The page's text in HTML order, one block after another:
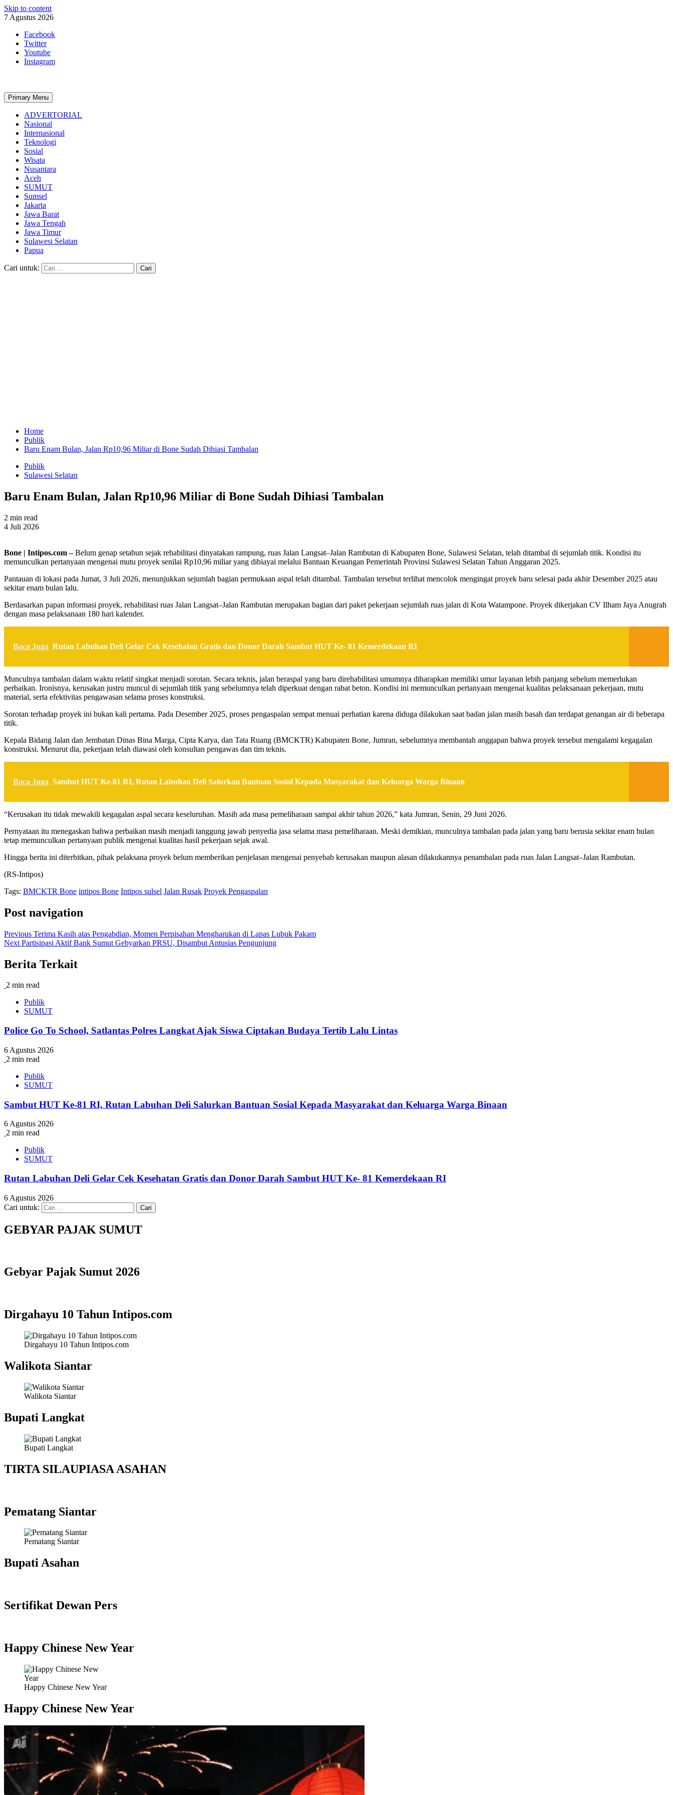
Skip to content
7 Agustus 2026
Facebook
Twitter
Youtube
Instagram
Primary Menu
ADVERTORIAL
Nasional
Internasional
Teknologi
Sosial
Wisata
Nusantara
Aceh
SUMUT
Sumsel
Jakarta
Jawa Barat
Jawa Tengah
Jawa Timur
Sulawesi Selatan
Papua
Cari untuk:
Home
Publik
Baru Enam Bulan, Jalan Rp10,96 Miliar di Bone Sudah Dihiasi Tambalan
Publik
Sulawesi Selatan
Baru Enam Bulan, Jalan Rp10,96 Miliar di Bone Sudah Dihiasi Tambalan
2 min read
4 Juli 2026
Bone | Intipos.com –Belum genap setahun sejak rehabilitasi dinyatakan rampung, ruas Jalan Langsat–Jalan Rambutan di Kabupaten Bone, Sulawesi Selatan, telah ditambal di sejumlah titik. Kondisi itu
memunculkan pertanyaan mengenai mutu proyek senilai Rp10,96 miliar yang dibiayai melalui Bantuan Keuangan Pemerintah Provinsi Sulawesi Selatan Tahun Anggaran 2025.
Pantauan di lokasi pada Jumat, 3 Juli 2026, menunjukkan sejumlah bagian permukaan aspal telah ditambal. Tambalan tersebut terlihat mencolok mengingat proyek baru selesai pada akhir Desember 2025 atau
sekitar enam bulan lalu.
Berdasarkan papan informasi proyek, rehabilitasi ruas Jalan Langsat–Jalan Rambutan merupakan bagian dari paket pekerjaan sejumlah ruas jalan di Kota Watampone. Proyek dikerjakan CV Ilham Jaya Anugrah
dengan masa pelaksanaan 180 hari kalender.
Baca Juga Rutan Labuhan Deli Gelar Cek Kesehatan Gratis dan Donor Darah Sambut HUT Ke- 81 Kemerdekaan RI
Munculnya tambalan dalam waktu relatif singkat menjadi sorotan. Secara teknis, jalan beraspal yang baru direhabilitasi umumnya diharapkan memiliki umur layanan lebih panjang sebelum memerlukan
perbaikan. Ironisnya, kerusakan justru muncul di sejumlah titik yang sebelumnya telah diperkuat dengan rabat beton. Kondisi ini memunculkan pertanyaan mengenai kualitas pelaksanaan pekerjaan, mutu
material, serta efektivitas pengawasan selama proses konstruksi.
Sorotan terhadap proyek ini bukan kali pertama. Pada Desember 2025, proses pengaspalan sempat menuai perhatian karena diduga dilakukan saat badan jalan masih basah dan terdapat genangan air di beberapa
titik.
Kepala Bidang Jalan dan Jembatan Dinas Bina Marga, Cipta Karya, dan Tata Ruang (BMCKTR) Kabupaten Bone, Jumran, sebelumnya membantah anggapan bahwa proyek tersebut mengalami kegagalan
konstruksi. Menurut dia, pekerjaan telah diawasi oleh konsultan pengawas dan tim teknis.
Baca Juga Sambut HUT Ke-81 RI, Rutan Labuhan Deli Salurkan Bantuan Sosial Kepada Masyarakat dan Keluarga Warga Binaan
“Kerusakan itu tidak mewakili kegagalan aspal secara keseluruhan. Masih ada masa pemeliharaan sampai akhir tahun 2026,” kata Jumran, Senin, 29 Juni 2026.
Pernyataan itu menegaskan bahwa perbaikan masih menjadi tanggung jawab penyedia jasa selama masa pemeliharaan. Meski demikian, munculnya tambalan pada jalan yang baru berusia sekitar enam bulan
tetap memunculkan pertanyaan publik mengenai kualitas hasil pekerjaan sejak awal.
Hingga berita ini diterbitkan, pihak pelaksana proyek belum memberikan penjelasan mengenai penyebab kerusakan maupun alasan dilakukannya penambalan pada ruas Jalan Langsat–Jalan Rambutan.
(RS-Intipos)
Tags: BMCKTR Bone intipos Bone Intipos sulsel Jalan Rusak Proyek Pengaspalan
Post navigation
Previous Terima Kasih atas Pengabdian, Momen Perpisahan Mengharukan di Lapas Lubuk Pakam
Next Partisipasi Aktif Bank Sumut Gebyarkan PRSU, Disambut Antusias Pengunjung
Berita Terkait
2 min read
Publik
SUMUT
Police Go To School, Satlantas Polres Langkat Ajak Siswa Ciptakan Budaya Tertib Lalu Lintas
6 Agustus 2026
2 min read
Publik
SUMUT
Sambut HUT Ke-81 RI, Rutan Labuhan Deli Salurkan Bantuan Sosial Kepada Masyarakat dan Keluarga Warga Binaan
6 Agustus 2026
2 min read
Publik
SUMUT
Rutan Labuhan Deli Gelar Cek Kesehatan Gratis dan Donor Darah Sambut HUT Ke- 81 Kemerdekaan RI
6 Agustus 2026
Cari untuk:
GEBYAR PAJAK SUMUT
Gebyar Pajak Sumut 2026
Dirgahayu 10 Tahun Intipos.com
Dirgahayu 10 Tahun Intipos.com
Walikota Siantar
Walikota Siantar
Bupati Langkat
Bupati Langkat
TIRTA SILAUPIASA ASAHAN
Pematang Siantar
Pematang Siantar
Bupati Asahan
Sertifikat Dewan Pers
Happy Chinese New Year
Happy Chinese New Year
Happy Chinese New Year